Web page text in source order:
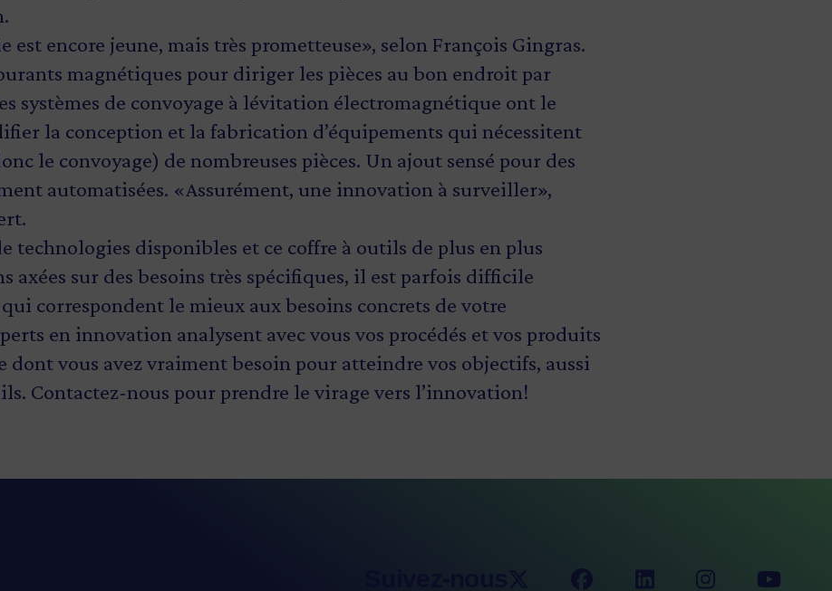
est encore jeune, mais très prometteuse», selon François Gingras.
magnétiques pour diriger les pièces au bon endroit par
systèmes de convoyage à lévitation électromagnétique ont le
la conception et la fabrication d’équipements qui nécessitent
le convoyage) de nombreuses pièces. Un ajout sensé pour des
automatisées. «Assurément, une innovation à surveiller»,
technologies disponibles et ce coffre à outils de plus en plus
axées sur des besoins très spécifiques, il est parfois difficile
correspondent le mieux aux besoins concrets de votre
en innovation analysent avec vous vos procédés et vos produits
dont vous avez vraiment besoin pour atteindre vos objectifs, aussi
Contactez-nous pour prendre le virage vers l’innovation!